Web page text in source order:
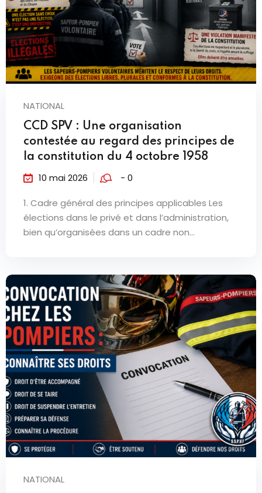
NATIONAL
CCD SPV : Une organisation
contestée au regard des principes de
la constitution du 4 octobre 1958
10 mai 2026 - 0
1. Cadre général des principes applicables Les
élections dans le privé et dans l’administration,
bien qu’organisées dans un cadre non...
NATIONAL